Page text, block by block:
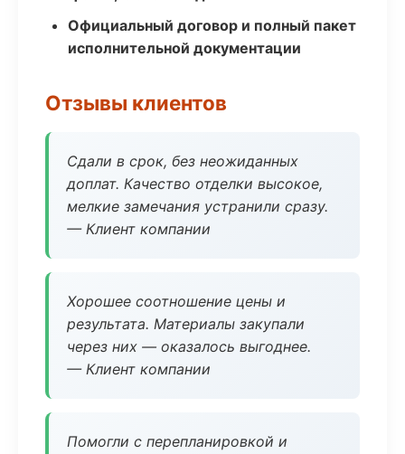
Официальный договор и полный пакет
исполнительной документации
Отзывы клиентов
Сдали в срок, без неожиданных
доплат. Качество отделки высокое,
мелкие замечания устранили сразу.
— Клиент компании
Хорошее соотношение цены и
результата. Материалы закупали
через них — оказалось выгоднее.
— Клиент компании
Помогли с перепланировкой и